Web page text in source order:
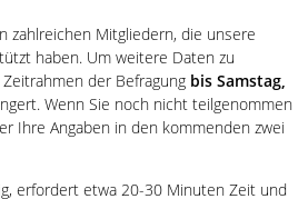
zahlreichen Mitgliedern, die unsere
haben. Um weitere Daten zu
der Befragung bis Samstag,
Wenn Sie noch nicht teilgenommen
Ihre Angaben in den kommenden zwei
erfordert etwa 20-30 Minuten Zeit und